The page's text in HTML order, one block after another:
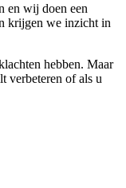
en wij doen een
krijgen we inzicht in
hebben. Maar
verbeteren of als u